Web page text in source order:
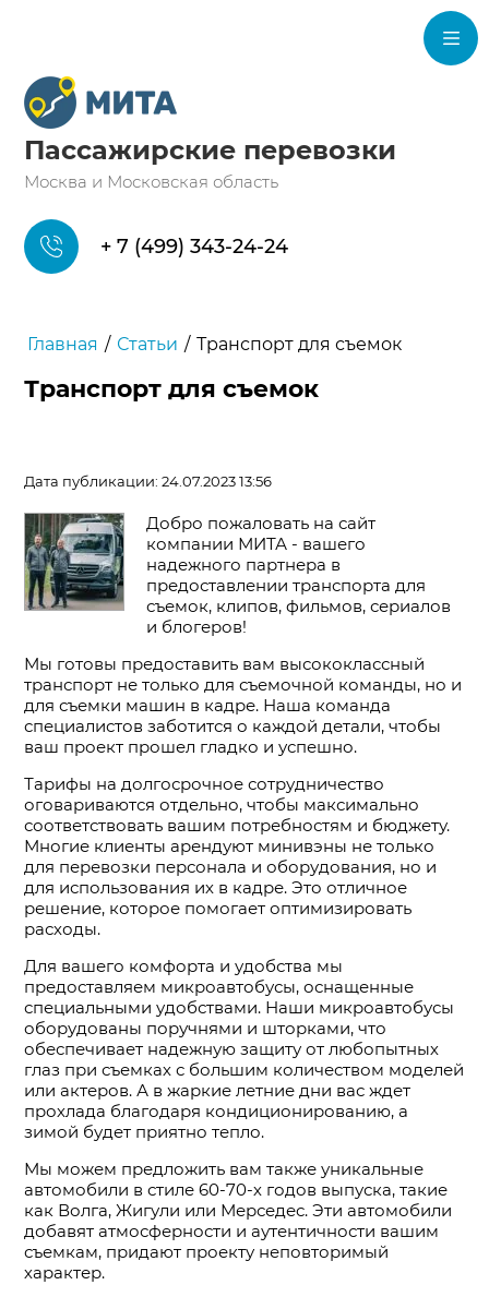
Пассажирские перевозки
Москва и Московская область
+ 7 (499) 343-24-24
Главная / Статьи / Транспорт для съемок
Транспорт для съемок
Дата публикации: 24.07.2023 13:56
Добро пожаловать на сайт
компании МИТА - вашего
надежного партнера в
предоставлении транспорта для
съемок, клипов, фильмов, сериалов
и блогеров!
Мы готовы предоставить вам высококлассный
транспорт не только для съемочной команды, но и
для съемки машин в кадре. Наша команда
специалистов заботится о каждой детали, чтобы
ваш проект прошел гладко и успешно.
Тарифы на долгосрочное сотрудничество
оговариваются отдельно, чтобы максимально
соответствовать вашим потребностям и бюджету.
Многие клиенты арендуют минивэны не только
для перевозки персонала и оборудования, но и
для использования их в кадре. Это отличное
решение, которое помогает оптимизировать
расходы.
Для вашего комфорта и удобства мы
предоставляем микроавтобусы, оснащенные
специальными удобствами. Наши микроавтобусы
оборудованы поручнями и шторками, что
обеспечивает надежную защиту от любопытных
глаз при съемках с большим количеством моделей
или актеров. А в жаркие летние дни вас ждет
прохлада благодаря кондиционированию, а
зимой будет приятно тепло.
Мы можем предложить вам также уникальные
автомобили в стиле 60-70-х годов выпуска, такие
как Волга, Жигули или Мерседес. Эти автомобили
добавят атмосферности и аутентичности вашим
съемкам, придают проекту неповторимый
характер.